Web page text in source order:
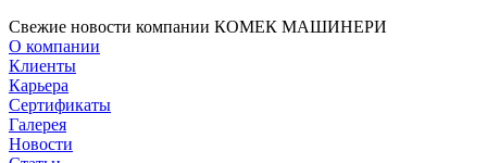
Свежие новости компании КОМЕК МАШИНЕРИ
О компании
Клиенты
Карьера
Сертификаты
Галерея
Новости